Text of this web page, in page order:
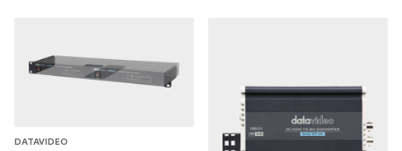
DATAVIDEO